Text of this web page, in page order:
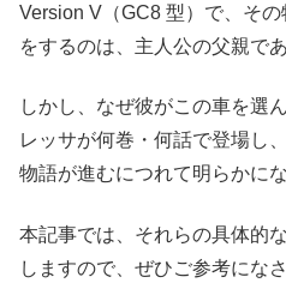
Version V（GC8 型）で、そ
をするのは、主人公の父親で
しかし、なぜ彼がこの車を選
レッサが何巻・何話で登場し
物語が進むにつれて明らかにな
本記事では、それらの具体的
しますので、ぜひご参考にな